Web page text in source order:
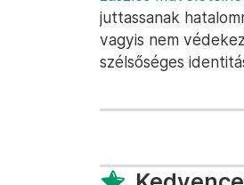
juttassanak
vagyis nem
szélsőséges